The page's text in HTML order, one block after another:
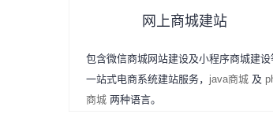
网上商城建站
包含微信商城网站建设及小程序商城建设
一站式电商系统建站服务， java商城 及
商城 两种语言。